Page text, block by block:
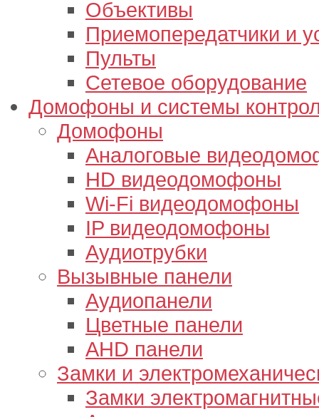
Объективы
Приемопередатчики и
Пульты
Сетевое оборудование
Домофоны и системы
Домофоны
Аналоговые
HD видеодомофоны
Wi-Fi видеодомофоны
IP видеодомофоны
Аудиотрубки
Вызывные панели
Аудиопанели
Цветные панели
AHD панели
Замки и
Замки